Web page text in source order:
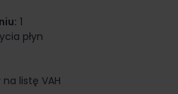
1
płyn
listę VAH